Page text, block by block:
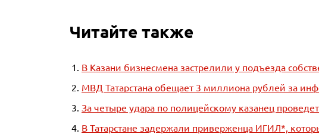
Читайте также
В Казани бизнесмена застрелили у подъезда
МВД Татарстана обещает 3 миллиона рублей за
За четыре удара по полицейскому казанец
В Татарстане задержали приверженца ИГИЛ*,